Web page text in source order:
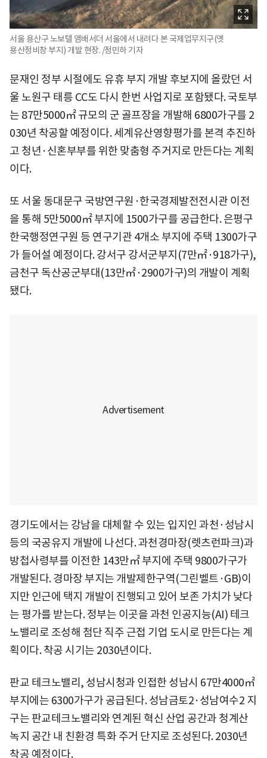
서울 용산구 노보텔 앰배서더 서울에서 내려다 본 국제업무지구(옛
용산정비창 부지) 개발 현장. /정민하 기자
문재인 정부 시절에도 유휴 부지 개발 후보지에 올랐던 서
울 노원구 태릉 CC도 다시 한번 사업지로 포함됐다. 국토부
는 87만5000㎡ 규모의 군 골프장을 개발해 6800가구를 2
030년 착공할 예정이다. 세계유산영향평가를 본격 추진하
고 청년·신혼부부를 위한 맞춤형 주거지로 만든다는 계획
이다.
또 서울 동대문구 국방연구원·한국경제발전전시관 이전
을 통해 5만5000㎡ 부지에 1500가구를 공급한다. 은평구
한국행정연구원 등 연구기관 4개소 부지에 주택 1300가구
가 들어설 예정이다. 강서구 강서군부지(7만㎡·918가구),
금천구 독산공군부대(13만㎡·2900가구)의 개발이 계획
됐다.
경기도에서는 강남을 대체할 수 있는 입지인 과천·성남시
등의 국공유지 개발에 나선다. 과천경마장(렛츠런파크)과
방첩사령부를 이전한 143만㎡ 부지에 주택 9800가구가
개발된다. 경마장 부지는 개발제한구역(그린벨트·GB)이
지만 인근에 택지 개발이 진행되고 있어 보존 가치가 낮다
는 평가를 받는다. 정부는 이곳을 과천 인공지능(AI) 테크
노밸리로 조성해 첨단 직주 근접 기업 도시로 만든다는 계
획이다. 착공 시기는 2030년이다.
판교 테크노밸리, 성남시청과 인접한 성남시 67만4000㎡
부지에는 6300가구가 공급된다. 성남금토2·성남여수2 지
구는 판교테크노밸리와 연계된 혁신 산업 공간과 청계산
녹지 공간 내 친환경 특화 주거 단지로 조성된다. 2030년
착공 예정이다.